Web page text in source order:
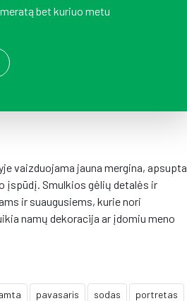
bet kuriuo metu
vaizduojama jauna mergina, apsupta
įspūdį. Smulkios gėlių detalės ir
ir suaugusiems, kurie nori
namų dekoracija ar įdomiu meno
pavasaris sodas portretas